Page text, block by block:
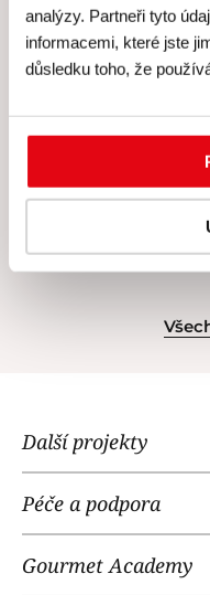
analýzy. Partneři tyto
informacemi, které jste
důsledku toho, že
Lucie
Další projekty
NOI RESTAURANT
Péče a podpora
Gourmet Academy